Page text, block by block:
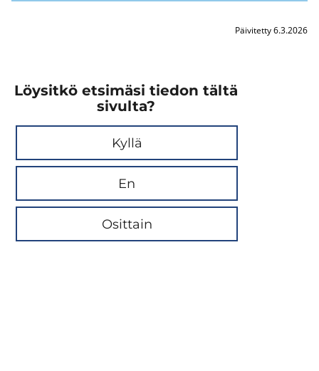
Päivitetty 6.3.2026
Löysitkö etsimäsi tiedon tältä
sivulta?
Kyllä
En
Osittain